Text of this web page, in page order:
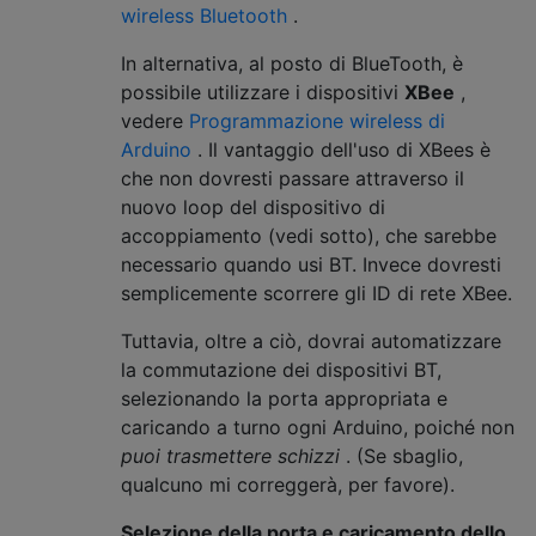
wireless Bluetooth .
In alternativa, al posto di BlueTooth, è
possibile utilizzare i dispositivi XBee ,
vedere Programmazione wireless di
Arduino . Il vantaggio dell'uso di XBees è
che non dovresti passare attraverso il
nuovo loop del dispositivo di
accoppiamento (vedi sotto), che sarebbe
necessario quando usi BT. Invece dovresti
semplicemente scorrere gli ID di rete XBee.
Tuttavia, oltre a ciò, dovrai automatizzare
la commutazione dei dispositivi BT,
selezionando la porta appropriata e
caricando a turno ogni Arduino, poiché non
puoi trasmettere schizzi . (Se sbaglio,
qualcuno mi correggerà, per favore).